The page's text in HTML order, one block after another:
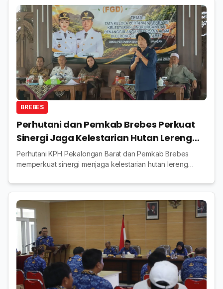
BREBES
Perhutani dan Pemkab Brebes Perkuat
Sinergi Jaga Kelestarian Hutan Lereng
Gunung Slamet
Perhutani KPH Pekalongan Barat dan Pemkab Brebes
memperkuat sinergi menjaga kelestarian hutan lereng